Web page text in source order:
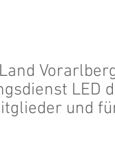
LED
und